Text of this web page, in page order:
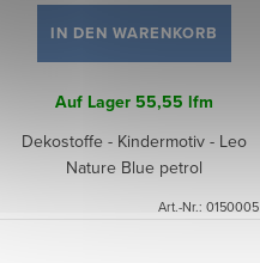
IN DEN WARENKORB
Auf Lager 55,55 lfm
Dekostoffe - Kindermotiv - Leo
Nature Blue petrol
Art.-Nr.: 0150005